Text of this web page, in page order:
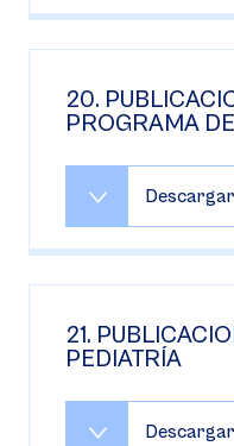
20.
PROGRAMA
21.
PEDIATRÍA